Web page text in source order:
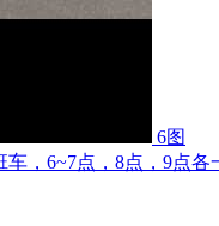
6图
，6~7点，8点，9点各